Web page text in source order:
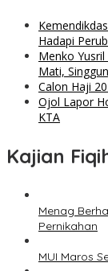
Hadapi
Menko
Mati,
Calon Haji
Ojol Lapor
KTA
Kajian
Menag
Pernikahan
MUI Maros